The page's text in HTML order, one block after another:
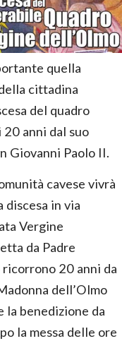
quella
cittadina
del quadro
20 anni dal suo
Giovanni Paolo II.
cavese vivrà
discesa in via
Vergine
da Padre
ricorrono 20 anni da
dell’Olmo
la benedizione da
la messa delle ore